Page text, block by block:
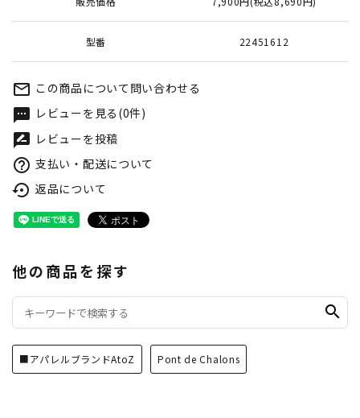
型番 22451612
mail_outline この商品について問い合わせる
textsms レビューを見る(0件)
rate_review レビューを投稿
help_outline 支払い・配送について
settings_backup_restore 返品について
他の商品を探す
search
■アパレルブランドAtoZ Pont de Chalons